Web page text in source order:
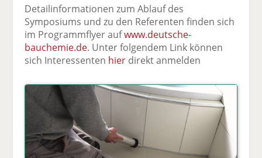
Detailinformationen zum Ablauf des
Symposiums und zu den Referenten finden sich
im Programmflyer aufwww.deutsche-
bauchemie.de. Unter folgendem Link können
sich Interessenten hier direkt anmelden